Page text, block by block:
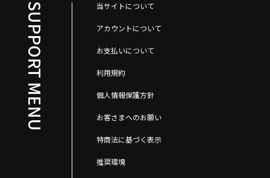
SUPPORT MENU 当サイトについて
アカウントについて
お支払いについて
利用規約
個人情報保護方針
お客さまへのお願い
特商法に基づく表示
推奨環境